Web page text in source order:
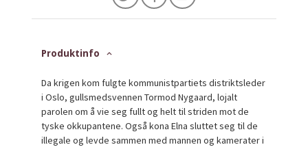
Produktinfo
Da krigen kom fulgte kommunistpartiets distriktsleder
i Oslo, gullsmedsvennen Tormod Nygaard, lojalt
parolen om å vie seg fullt og helt til striden mot de
tyske okkupantene. Også kona Elna sluttet seg til de
illegale og levde sammen med mannen og kamerater i